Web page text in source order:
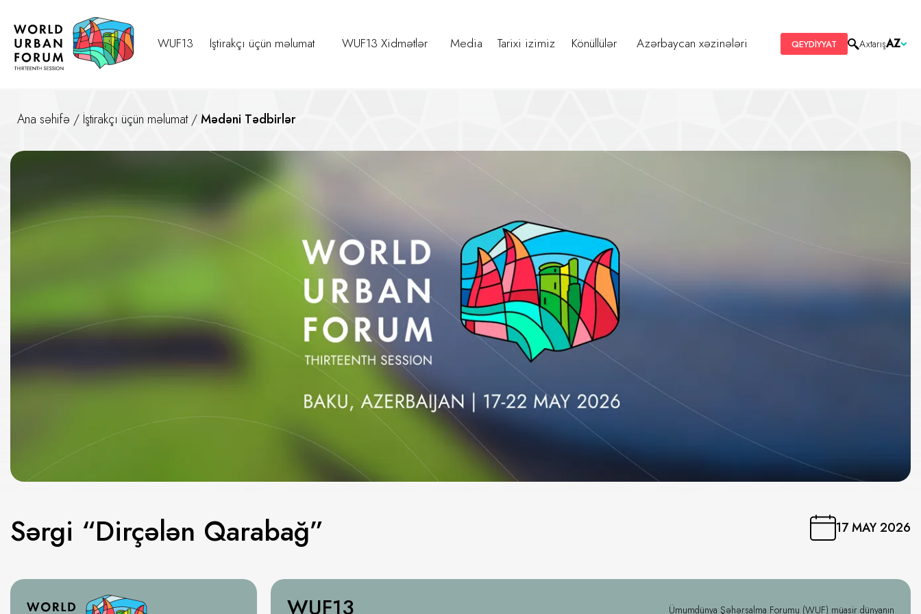
WUF13 İştirakçı üçün məlumat WUF13 Xidmətlər Media Tarixi izimiz Könüllülər Azərbaycan xəzinələri QEYDİYYAT AxtarışAZ
Ana səhifə / İştirakçı üçün məlumat/Mədəni Tədbirlər
Sərgi “Dirçələn Qarabağ” 17 MAY 2026
WUF13 Ümumdünya Şəhərsalma Forumu (WUF) müasir dünyanın